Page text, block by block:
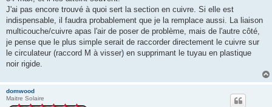
J'ai pas encore trouvé à quoi sert la section en cuivre. Si elle est
indispensable, il faudra probablement que je la remplace aussi. La liaison
multicouche/cuivre apas l'air de poser de problème, mais de l'autre côté,
je pense que le plus simple serait de raccorder directement le cuivre sur
le circulateur (raccord M à visser) en supprimant le tuyau en plastique
noir rigide.
domwood
Maitre Solaire